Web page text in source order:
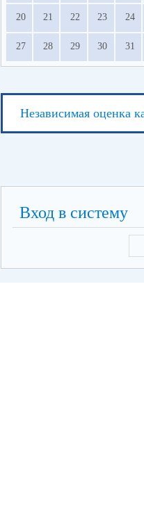
20 21 22 23 24
27 28 29 30 31
Независимая оценка
Вход в систему